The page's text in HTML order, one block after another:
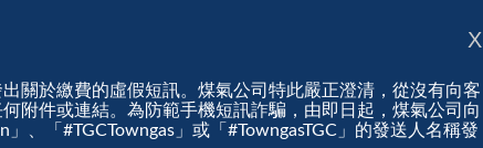
關於繳費的虛假短訊。煤氣公司特此嚴正澄清，從沒有向客
附件或連結。為防範手機短訊詐騙，由即日起，煤氣公司向
、「#TGCTowngas」或「#TowngasTGC」的發送人名稱發
X